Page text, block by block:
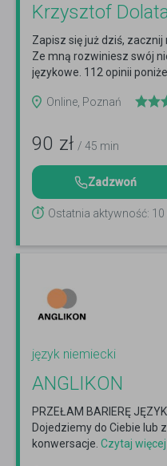
Krzysztof
Zapisz się już dziś,
Ze mną rozwiniesz swój
językowe. 112 opinii
Online, Poznań
90 zł / 45 min
Zadzwoń
Ostatnia aktywność: 10
język niemiecki
ANGLIKON
PRZEŁAM BARIERĘ
Dojedziemy do Ciebie lub
konwersacje. Czytaj więcej